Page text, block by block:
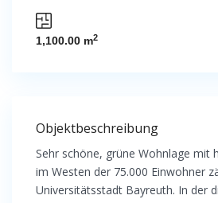
1,100.00 m2
Objektbeschreibung
Sehr schöne, grüne Wohnlage mit
im Westen der 75.000 Einwohner
Universitätsstadt Bayreuth. In der